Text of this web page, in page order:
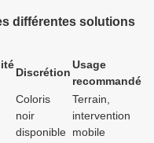
différentes solutions
Discrétion
Usage
recommandé
Coloris
noir
disponible
Terrain,
intervention
mobile